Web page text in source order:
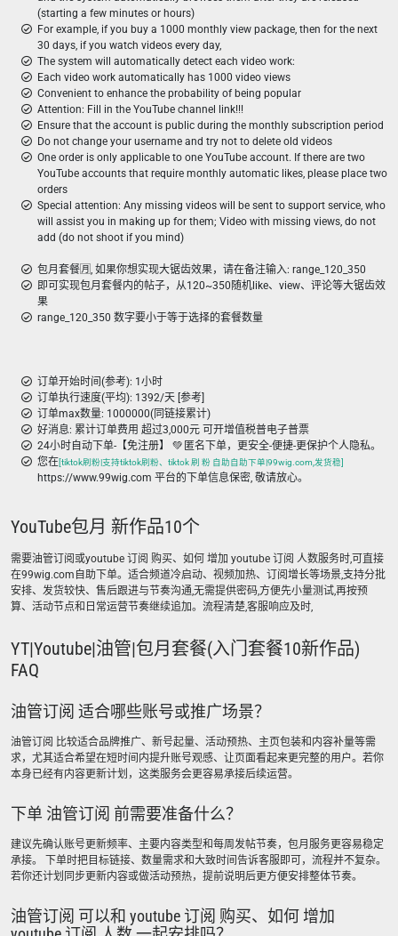
(starting a few minutes or hours)
For example, if you buy a 1000 monthly view package, then for the next
30 days, if you watch videos every day,
The system will automatically detect each video work:
Each video work automatically has 1000 video views
Convenient to enhance the probability of being popular
Attention: Fill in the YouTube channel link!!!
Ensure that the account is public during the monthly subscription period
Do not change your username and try not to delete old videos
One order is only applicable to one YouTube account. If there are two
YouTube accounts that require monthly automatic likes, please place two
orders
Special attention: Any missing videos will be sent to support service, who
will assist you in making up for them; Video with missing views, do not
add (do not shoot if you mind)
包月套餐🈷️, 如果你想实现大锯齿效果，请在备注输入: range_120_350
即可实现包月套餐内的帖子，从120~350随机like、view、评论等大锯齿效
果
range_120_350 数字要小于等于选择的套餐数量
订单开始时间(参考): 1小时
订单执行速度(平均): 1392/天 [参考]
订单max数量: 1000000(同链接累计)
好消息: 累计订单费用 超过3,000元 可开增值税普电子普票
24小时自动下单-【免注册】 💚 匿名下单，更安全-便捷-更保护个人隐私。
您在[tiktok刷粉|支持tiktok刷粉、tiktok 刷 粉 自助自助下单|99wig.com,发货稳]
https://www.99wig.com 平台的下单信息保密, 敬请放心。
YouTube包月 新作品10个
需要油管订阅或youtube 订阅 购买、如何 增加 youtube 订阅 人数服务时,可直接
在99wig.com自助下单。适合频道冷启动、视频加热、订阅增长等场景,支持分批
安排、发货较快、售后跟进与节奏沟通,无需提供密码,方便先小量测试,再按预
算、活动节点和日常运营节奏继续追加。流程清楚,客服响应及时,
YT|Youtube|油管|包月套餐(入门套餐10新作品)
FAQ
油管订阅 适合哪些账号或推广场景？
油管订阅 比较适合品牌推广、新号起量、活动预热、主页包装和内容补量等需
求，尤其适合希望在短时间内提升账号观感、让页面看起来更完整的用户。若你
本身已经有内容更新计划，这类服务会更容易承接后续运营。
下单 油管订阅 前需要准备什么？
建议先确认账号更新频率、主要内容类型和每周发帖节奏，包月服务更容易稳定
承接。 下单时把目标链接、数量需求和大致时间告诉客服即可，流程并不复杂。
若你还计划同步更新内容或做活动预热，提前说明后更方便安排整体节奏。
油管订阅 可以和 youtube 订阅 购买、如何 增加